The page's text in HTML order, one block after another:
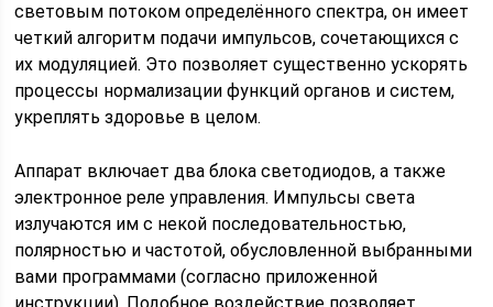
световым потоком определённого спектра, он имеет
четкий алгоритм подачи импульсов, сочетающихся с
их модуляцией. Это позволяет существенно ускорять
процессы нормализации функций органов и систем,
укреплять здоровье в целом.
Аппарат включает два блока светодиодов, а также
электронное реле управления. Импульсы света
излучаются им с некой последовательностью,
полярностью и частотой, обусловленной выбранными
вами программами (согласно приложенной